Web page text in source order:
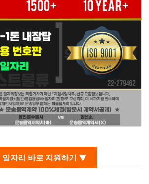
일자리 바로 지원하기 ▼